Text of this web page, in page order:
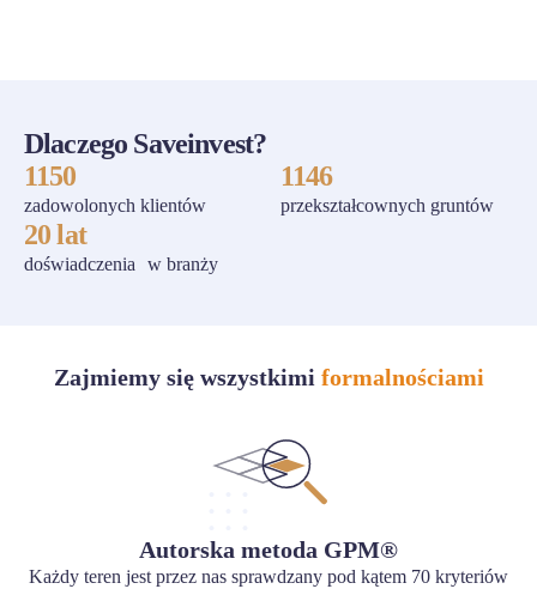
Dlaczego Saveinvest?
1150
zadowolonych klientów
1146
przekształcownych gruntów
20 lat
doświadczenia w branży
Zajmiemy się wszystkimi formalnościami
Autorska metoda GPM®
Każdy teren jest przez nas sprawdzany pod kątem 70 kryteriów